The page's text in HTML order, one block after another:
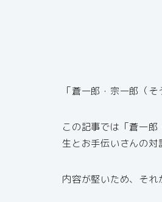
「蒼一郎・宗一郎（
この記事では「蒼一
生とお手伝いさんの対
内容が堅いため、それ